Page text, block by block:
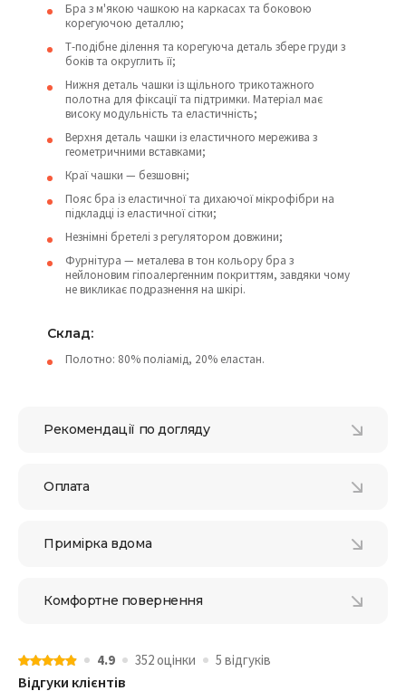
Бра з м'якою чашкою на каркасах та боковою
корегуючою деталлю;
Т-подібне ділення та корегуюча деталь збере груди з
боків та округлить її;
Нижня деталь чашки із щільного трикотажного
полотна для фіксації та підтримки. Матеріал має
високу модульність та еластичність;
Верхня деталь чашки із еластичного мережива з
геометричними вставками;
Краї чашки — безшовні;
Пояс бра із еластичної та дихаючої мікрофібри на
підкладці із еластичної сітки;
Незнімні бретелі з регулятором довжини;
Фурнітура — металева в тон кольору бра з
нейлоновим гіпоалергенним покриттям, завдяки чому
не викликає подразнення на шкірі.
Склад:
Полотно: 80% поліамід, 20% еластан.
Рекомендації по догляду
Оплата
Примірка вдома
Комфортне повернення
4.9 352 оцiнки 5 відгукiв
Відгуки клієнтів